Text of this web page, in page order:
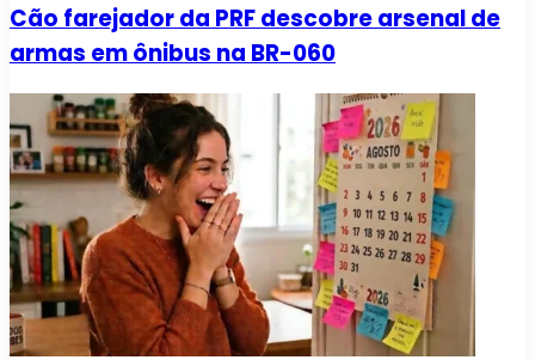
Cão farejador da PRF descobre arsenal de
armas em ônibus na BR-060